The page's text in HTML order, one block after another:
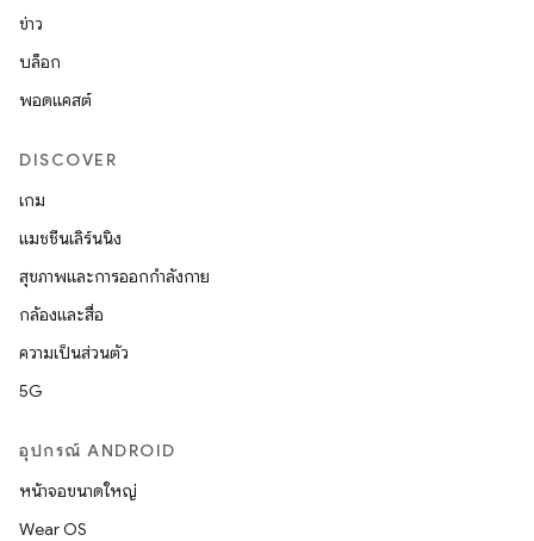
ข่าว
บล็อก
พอดแคสต์
DISCOVER
เกม
แมชชีนเลิร์นนิง
สุขภาพและการออกกำลังกาย
กล้องและสื่อ
ความเป็นส่วนตัว
5G
อุปกรณ์ ANDROID
หน้าจอขนาดใหญ่
Wear OS